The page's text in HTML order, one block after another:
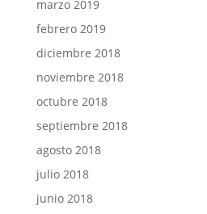
marzo 2019
febrero 2019
diciembre 2018
noviembre 2018
octubre 2018
septiembre 2018
agosto 2018
julio 2018
junio 2018